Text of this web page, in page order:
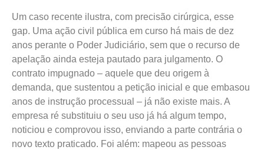
Um caso recente ilustra, com precisão cirúrgica, esse
gap. Uma ação civil pública em curso há mais de dez
anos perante o Poder Judiciário, sem que o recurso de
apelação ainda esteja pautado para julgamento. O
contrato impugnado – aquele que deu origem à
demanda, que sustentou a petição inicial e que embasou
anos de instrução processual – já não existe mais. A
empresa ré substituiu o seu uso já há algum tempo,
noticiou e comprovou isso, enviando a parte contrária o
novo texto praticado. Foi além: mapeou as pessoas